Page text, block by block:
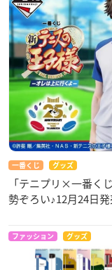
一番くじ グッズ
「テニプリ×一番く
勢ぞろい♪12月24日
ファッション グッズ